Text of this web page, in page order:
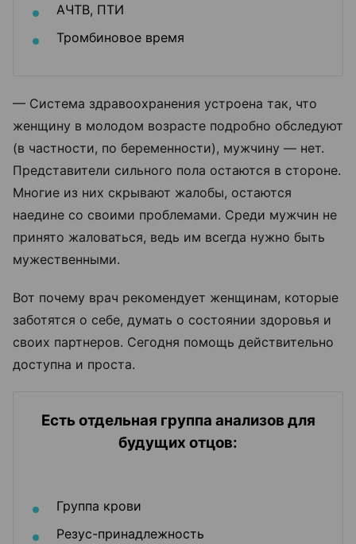
АЧТВ, ПТИ
Тромбиновое время
— Система здравоохранения устроена так, что
женщину в молодом возрасте подробно обследуют
(в частности, по беременности), мужчину — нет.
Представители сильного пола остаются в стороне.
Многие из них скрывают жалобы, остаются
наедине со своими проблемами. Среди мужчин не
принято жаловаться, ведь им всегда нужно быть
мужественными.
Вот почему врач рекомендует женщинам, которые
заботятся о себе, думать о состоянии здоровья и
своих партнеров. Сегодня помощь действительно
доступна и проста.
Есть отдельная группа анализов для
будущих отцов:
Группа крови
Резус-принадлежность